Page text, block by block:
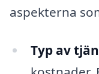
aspekterna
Typ av